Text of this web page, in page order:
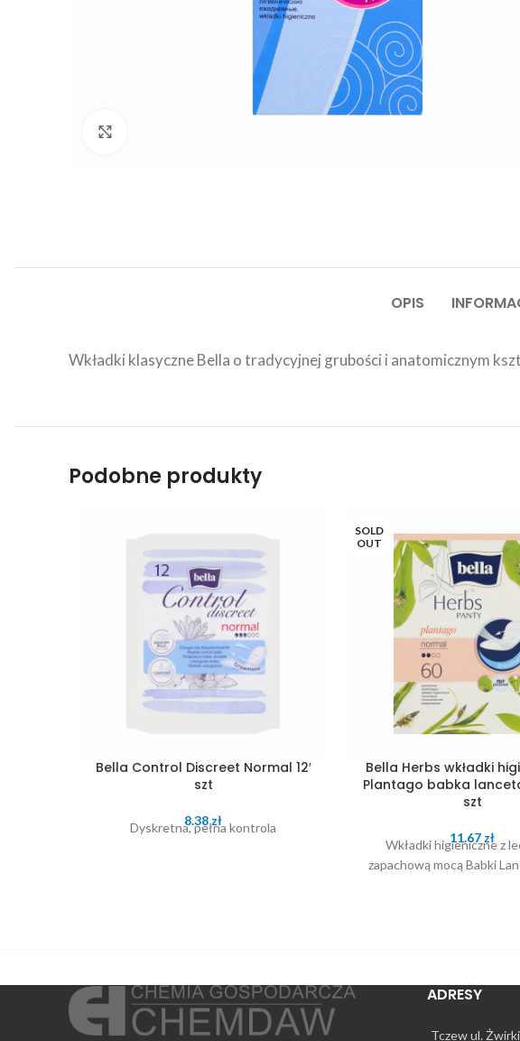
OPIS
Wkładki klasyczne Bella o tradycyjnej grubości i anatomicznym
Podobne produkty
Bella Control Discreet Normal 12′
szt
8.38zł
Dyskretna, pełna kontrola
SOLD
OUT
Bella Herbs wkładki
Plantago babka
szt
11.67 zł
Wkładki higieniczne z
zapachową mocą Babki
ADRESY
Tczew ul.